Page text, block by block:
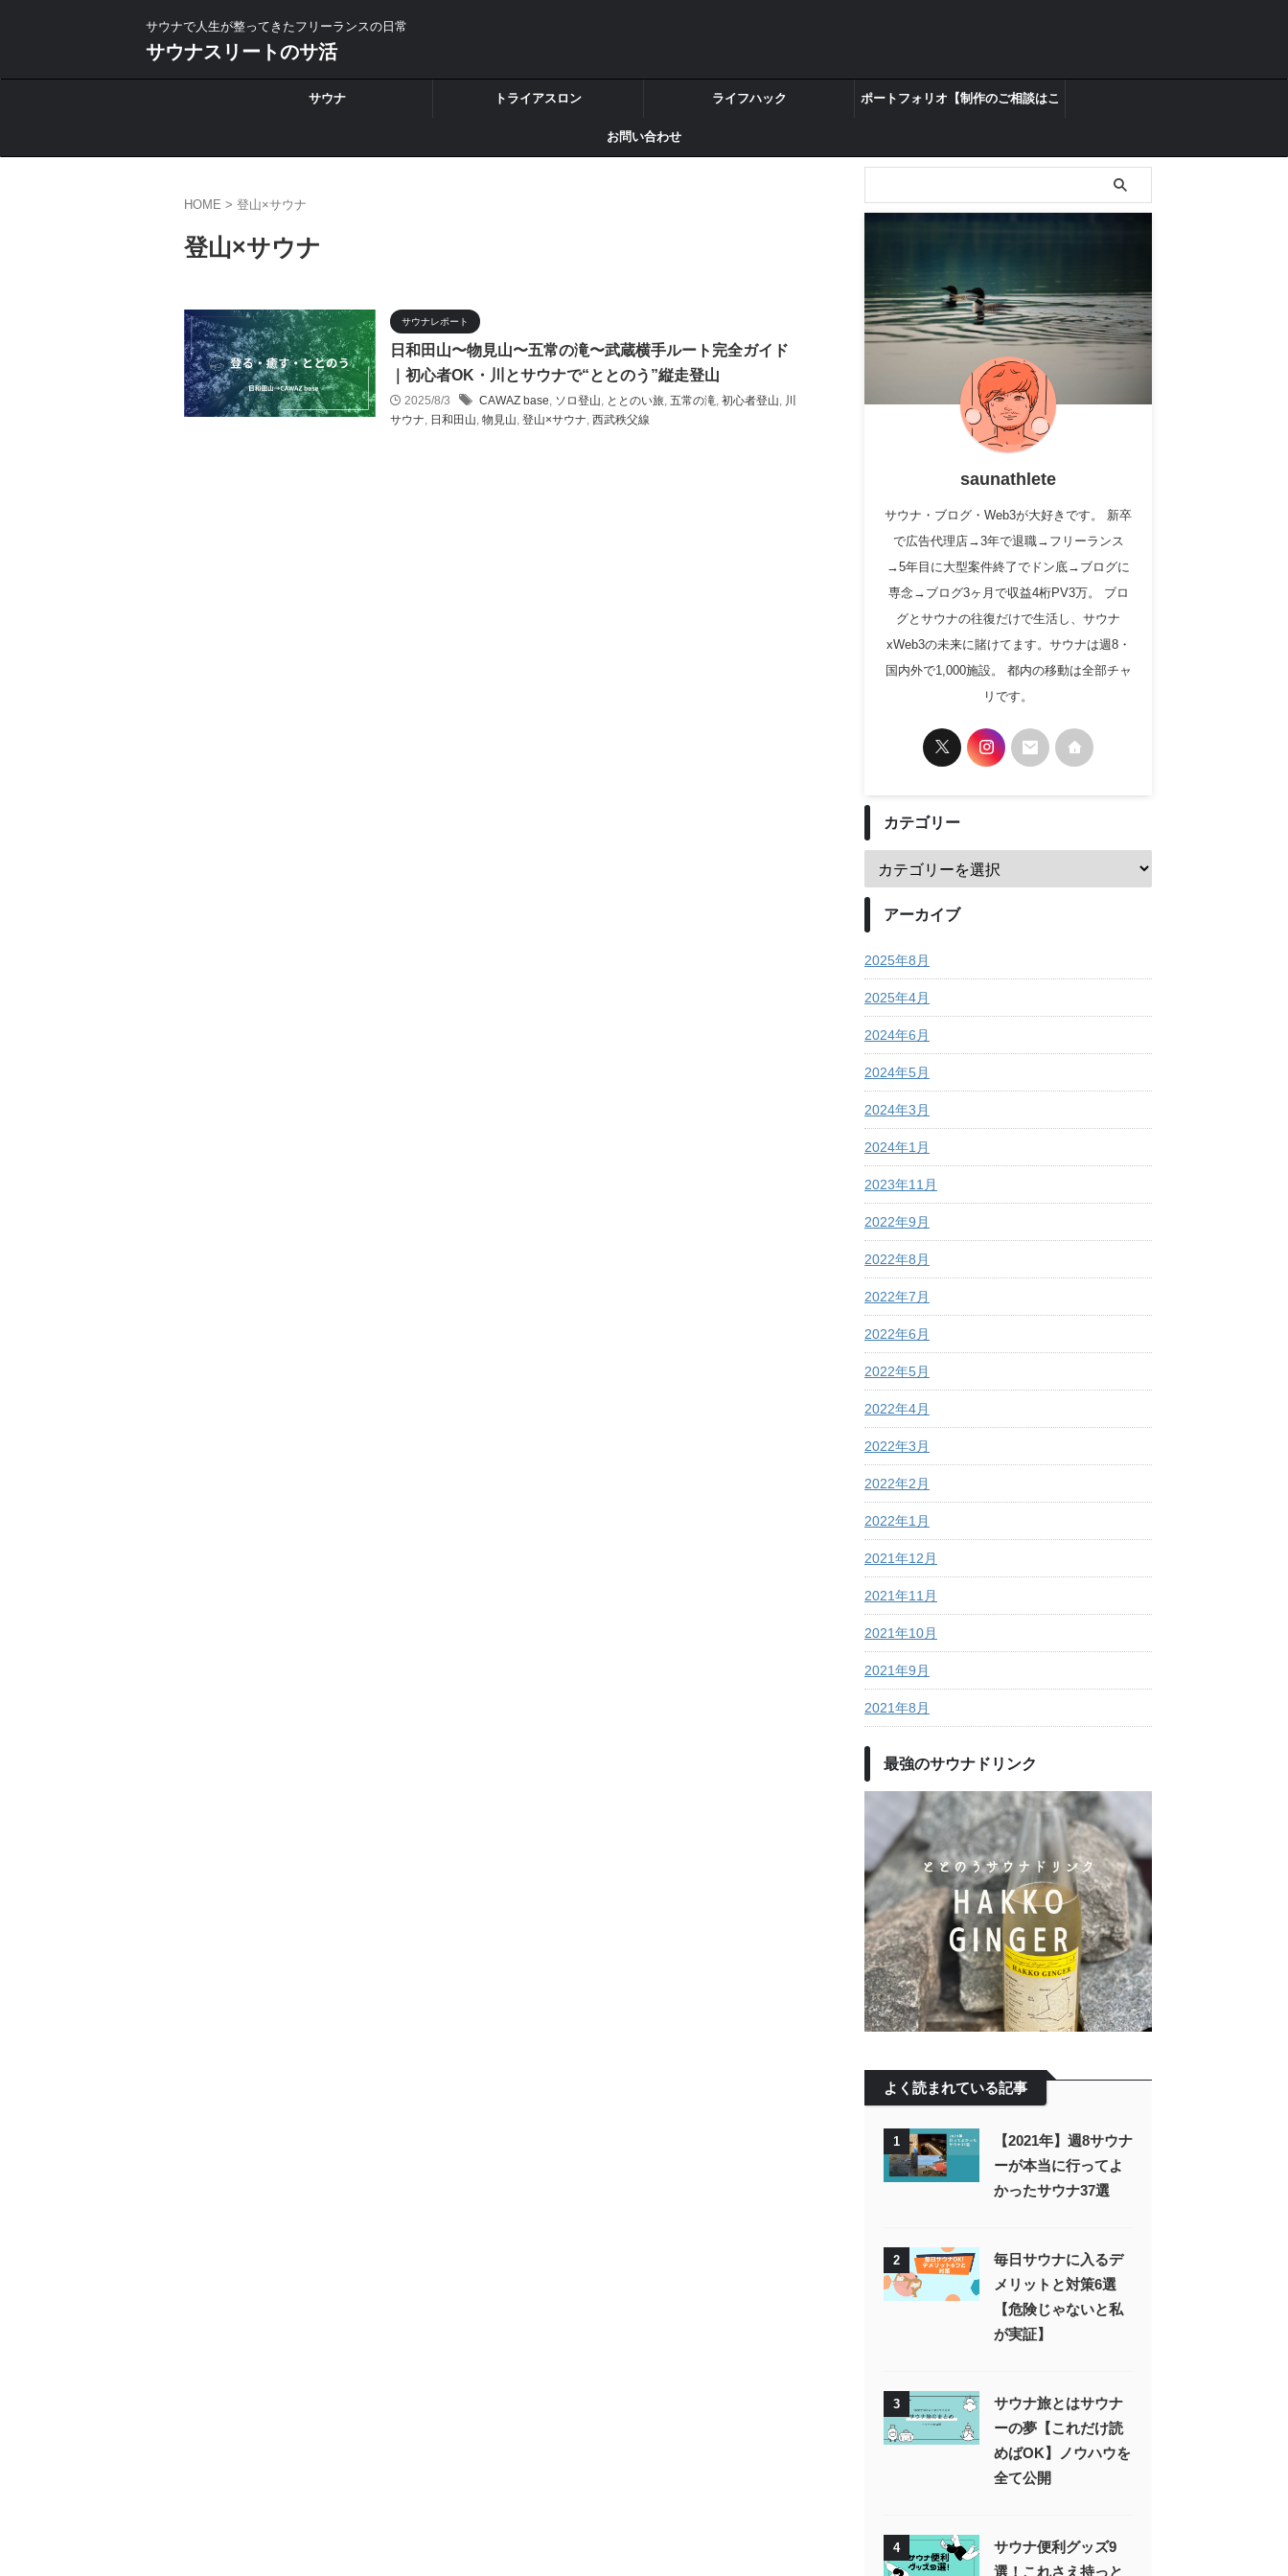
サウナで人生が整ってきたフリーランスの日常
サウナスリートのサ活
サウナ トライアスロン ライフハック ポートフォリオ【制作のご相談はこ
お問い合わせ
HOME > 登山×サウナ
登山×サウナ
サウナレポート
日和田山〜物見山〜五常の滝〜武蔵横手ルート完全ガイド
｜初心者OK・川とサウナで“ととのう”縦走登山
2025/8/3 CAWAZ base, ソロ登山, ととのい旅, 五常の滝, 初心者登山, 川
サウナ, 日和田山, 物見山, 登山×サウナ, 西武秩父線
saunathlete
サウナ・ブログ・Web3が大好きです。 新卒
で広告代理店→3年で退職→フリーランス
→5年目に大型案件終了でドン底→ブログに
専念→ブログ3ヶ月で収益4桁PV3万。 ブロ
グとサウナの往復だけで生活し、サウナ
xWeb3の未来に賭けてます。サウナは週8・
国内外で1,000施設。 都内の移動は全部チャ
リです。
カテゴリー
アーカイブ
2025年8月
2025年4月
2024年6月
2024年5月
2024年3月
2024年1月
2023年11月
2022年9月
2022年8月
2022年7月
2022年6月
2022年5月
2022年4月
2022年3月
2022年2月
2022年1月
2021年12月
2021年11月
2021年10月
2021年9月
2021年8月
最強のサウナドリンク
よく読まれている記事
1
【2021年】週8サウナ
ーが本当に行ってよ
かったサウナ37選
2
毎日サウナに入るデ
メリットと対策6選
【危険じゃないと私
が実証】
3
サウナ旅とはサウナ
ーの夢【これだけ読
めばOK】ノウハウを
全て公開
4
サウナ便利グッズ9
選！これさえ持っと